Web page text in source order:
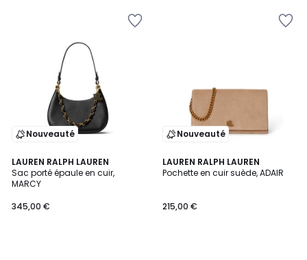
Nouveauté
LAUREN RALPH LAUREN
Sac porté épaule en cuir,
MARCY
345,00 €
Nouveauté
LAUREN RALPH LAUREN
Pochette en cuir suède, ADAIR
215,00 €